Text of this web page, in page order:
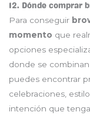
12. Dónde comprar
Para conseguir
momento que
opciones
donde se
puedes encontrar
celebraciones,
intención que